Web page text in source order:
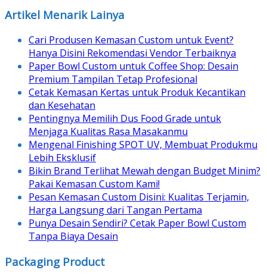
Artikel Menarik Lainya
Cari Produsen Kemasan Custom untuk Event?
Hanya Disini Rekomendasi Vendor Terbaiknya
Paper Bowl Custom untuk Coffee Shop: Desain
Premium Tampilan Tetap Profesional
Cetak Kemasan Kertas untuk Produk Kecantikan
dan Kesehatan
Pentingnya Memilih Dus Food Grade untuk
Menjaga Kualitas Rasa Masakanmu
Mengenal Finishing SPOT UV, Membuat Produkmu
Lebih Eksklusif
Bikin Brand Terlihat Mewah dengan Budget Minim?
Pakai Kemasan Custom Kami!
Pesan Kemasan Custom Disini: Kualitas Terjamin,
Harga Langsung dari Tangan Pertama
Punya Desain Sendiri? Cetak Paper Bowl Custom
Tanpa Biaya Desain
Packaging Product